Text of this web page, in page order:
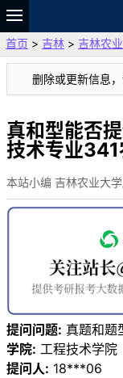
题库
故事
VIP
资料
首页 > 吉林 > 吉林农
删除或更新信息
真和型能否
技术专业341
本站小编 吉林农业大
提问问题: 真题和题
学院: 工程技术学院
提问人: 18***06